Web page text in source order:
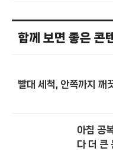
함께 보면 좋은 콘
빨대 세척, 안쪽까지 깨
아침 공
다 더 큰